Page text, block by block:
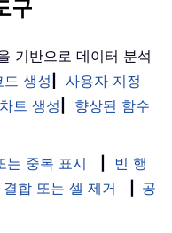
구
기반으로 데이터 분석
드 생성
사용자 지정
트 생성
향상된 함수
는 중복 표시
빈 행
합 또는 셀 제거
공